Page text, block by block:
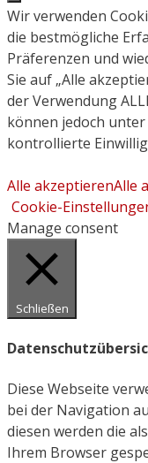
Close
Wir verwenden
die bestmögliche
Präferenzen und
Sie auf „Alle
der Verwendung
können jedoch unter
kontrollierte
Alle akzeptierenAlle
Cookie-
Manage consent
Schließen
Diese Webseite
bei der Navigation
diesen werden die
Ihrem Browser